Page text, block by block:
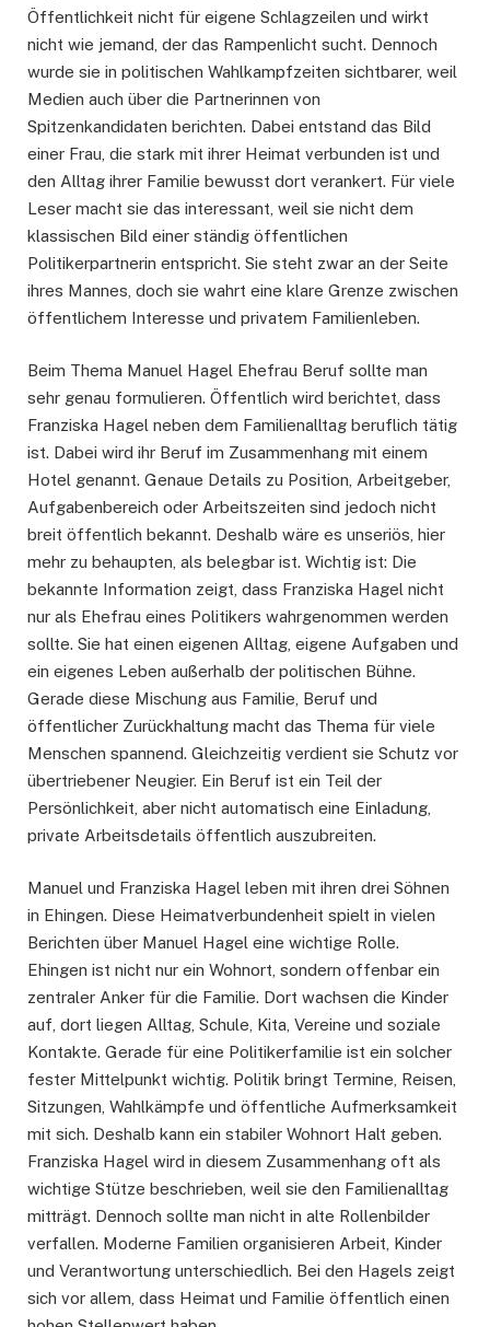
Öffentlichkeit nicht für eigene Schlagzeilen und wirkt
nicht wie jemand, der das Rampenlicht sucht. Dennoch
wurde sie in politischen Wahlkampfzeiten sichtbarer, weil
Medien auch über die Partnerinnen von
Spitzenkandidaten berichten. Dabei entstand das Bild
einer Frau, die stark mit ihrer Heimat verbunden ist und
den Alltag ihrer Familie bewusst dort verankert. Für viele
Leser macht sie das interessant, weil sie nicht dem
klassischen Bild einer ständig öffentlichen
Politikerpartnerin entspricht. Sie steht zwar an der Seite
ihres Mannes, doch sie wahrt eine klare Grenze zwischen
öffentlichem Interesse und privatem Familienleben.
Beim Thema Manuel Hagel Ehefrau Beruf sollte man
sehr genau formulieren. Öffentlich wird berichtet, dass
Franziska Hagel neben dem Familienalltag beruflich tätig
ist. Dabei wird ihr Beruf im Zusammenhang mit einem
Hotel genannt. Genaue Details zu Position, Arbeitgeber,
Aufgabenbereich oder Arbeitszeiten sind jedoch nicht
breit öffentlich bekannt. Deshalb wäre es unseriös, hier
mehr zu behaupten, als belegbar ist. Wichtig ist: Die
bekannte Information zeigt, dass Franziska Hagel nicht
nur als Ehefrau eines Politikers wahrgenommen werden
sollte. Sie hat einen eigenen Alltag, eigene Aufgaben und
ein eigenes Leben außerhalb der politischen Bühne.
Gerade diese Mischung aus Familie, Beruf und
öffentlicher Zurückhaltung macht das Thema für viele
Menschen spannend. Gleichzeitig verdient sie Schutz vor
übertriebener Neugier. Ein Beruf ist ein Teil der
Persönlichkeit, aber nicht automatisch eine Einladung,
private Arbeitsdetails öffentlich auszubreiten.
Manuel und Franziska Hagel leben mit ihren drei Söhnen
in Ehingen. Diese Heimatverbundenheit spielt in vielen
Berichten über Manuel Hagel eine wichtige Rolle.
Ehingen ist nicht nur ein Wohnort, sondern offenbar ein
zentraler Anker für die Familie. Dort wachsen die Kinder
auf, dort liegen Alltag, Schule, Kita, Vereine und soziale
Kontakte. Gerade für eine Politikerfamilie ist ein solcher
fester Mittelpunkt wichtig. Politik bringt Termine, Reisen,
Sitzungen, Wahlkämpfe und öffentliche Aufmerksamkeit
mit sich. Deshalb kann ein stabiler Wohnort Halt geben.
Franziska Hagel wird in diesem Zusammenhang oft als
wichtige Stütze beschrieben, weil sie den Familienalltag
mitträgt. Dennoch sollte man nicht in alte Rollenbilder
verfallen. Moderne Familien organisieren Arbeit, Kinder
und Verantwortung unterschiedlich. Bei den Hagels zeigt
sich vor allem, dass Heimat und Familie öffentlich einen